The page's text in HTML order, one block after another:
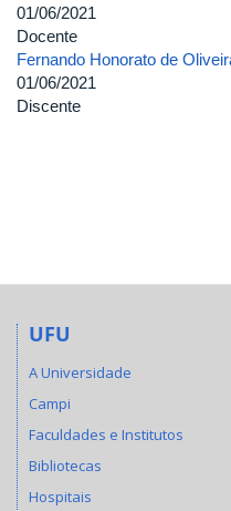
01/06/2021
Docente
Fernando Honorato de
01/06/2021
Discente
UFU
A Universidade
Campi
Faculdades e Institutos
Bibliotecas
Hospitais